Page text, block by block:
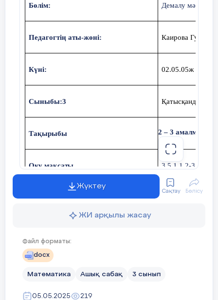
Бөлім: Демалу
Педагогтің аты-жөні: Каирова Гулмира
Күні: 02.05.05ж
Сыныбы:3 Қатысқандар
Тақырыбы 2 – 3 амалмен
Оқу мақсаты
3.5.1.1 2-3
модельдеу
Сабақтың мақсаты
құндылық
Жүктеу
Сақтау Бөлісу
ЖИ арқылы жасау
Файл форматы:
docx
Математика Ашық сабақ 3 сынып
05.05.2025 219